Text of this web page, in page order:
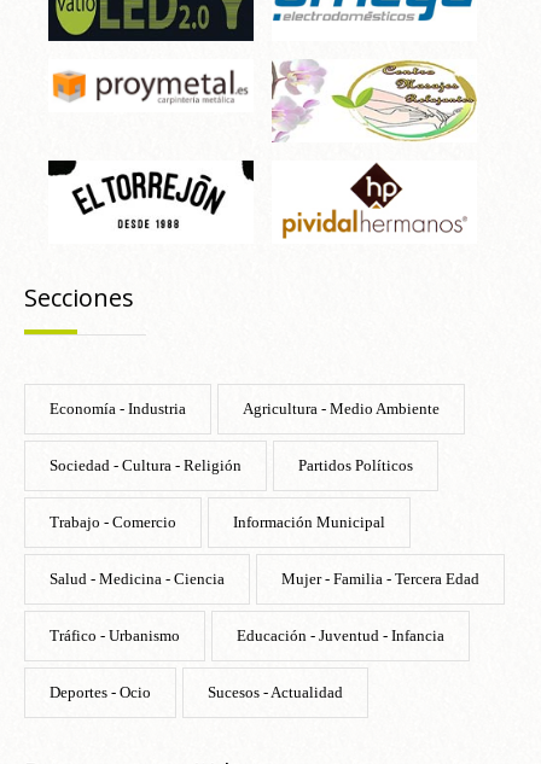
Secciones
Economía - Industria Agricultura - Medio Ambiente
Sociedad - Cultura - Religión Partidos Políticos
Trabajo - Comercio Información Municipal
Salud - Medicina - Ciencia Mujer - Familia - Tercera Edad
Tráfico - Urbanismo Educación - Juventud - Infancia
Deportes - Ocio Sucesos - Actualidad